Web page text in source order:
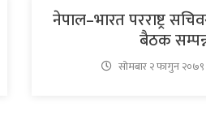
नेपाल–भारत परराष्ट्र
बैठक
सोमबार २ फागुन